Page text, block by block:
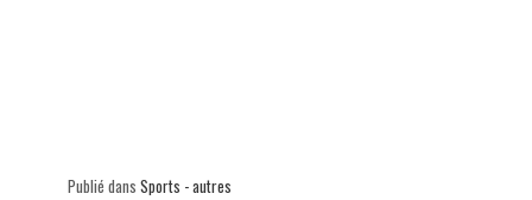
Publié dans Sports - autres